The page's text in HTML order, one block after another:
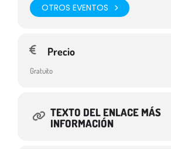
OTROS EVENTOS
Precio
Gratuito
TEXTO DEL ENLACE MÁS
INFORMACIÓN